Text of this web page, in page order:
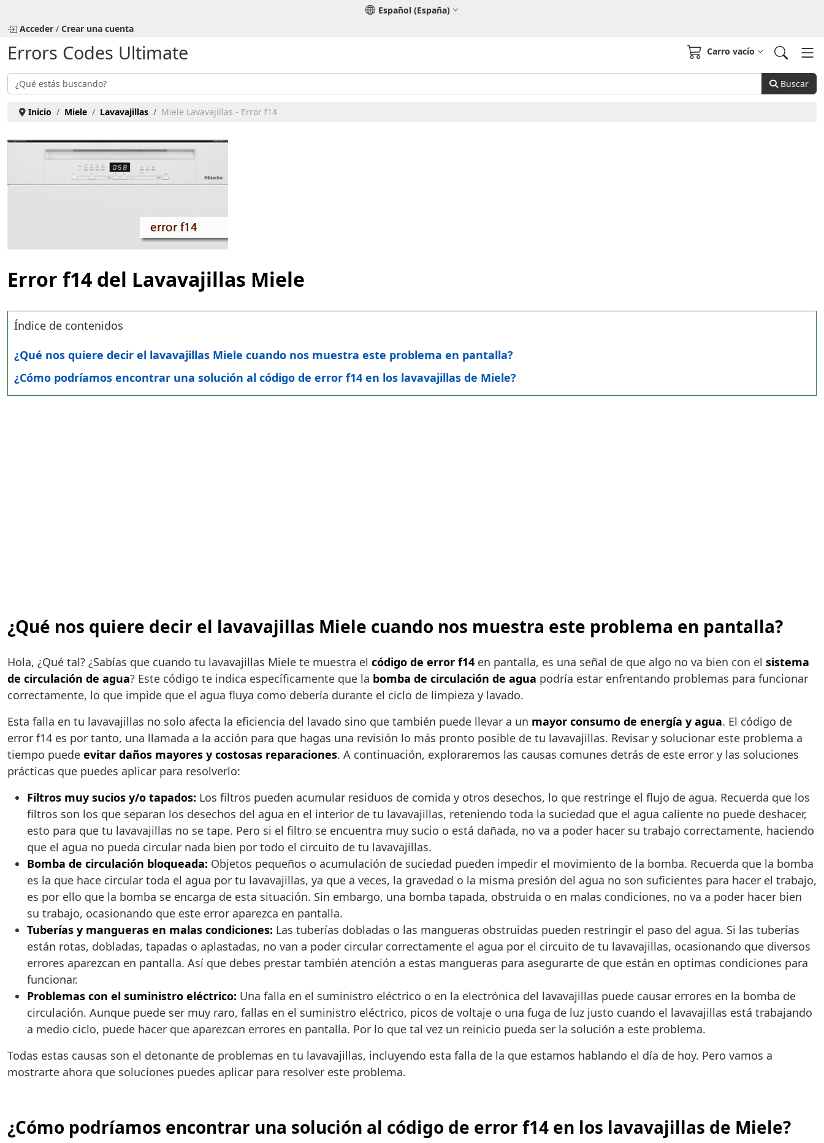
Español (España)
Acceder / Crear una cuenta
Errors Codes Ultimate
Buscar Buscar
Carro vacío
Inicio Miele Lavavajillas Miele Lavavajillas - Error f14
Error f14 del Lavavajillas Miele
Índice de contenidos
¿Qué nos quiere decir el lavavajillas Miele cuando nos muestra este problema en pantalla?
¿Cómo podríamos encontrar una solución al código de error f14 en los lavavajillas de Miele?
¿Qué nos quiere decir el lavavajillas Miele cuando nos muestra este problema en pantalla?
Hola, ¿Qué tal? ¿Sabías que cuando tu lavavajillas Miele te muestra el código de error f14 en pantalla, es una señal de que algo no va bien con el sistema
de circulación de agua? Este código te indica específicamente que la bomba de circulación de agua podría estar enfrentando problemas para funcionar
correctamente, lo que impide que el agua fluya como debería durante el ciclo de limpieza y lavado.
Esta falla en tu lavavajillas no solo afecta la eficiencia del lavado sino que también puede llevar a un mayor consumo de energía y agua. El código de
error f14 es por tanto, una llamada a la acción para que hagas una revisión lo más pronto posible de tu lavavajillas. Revisar y solucionar este problema a
tiempo puede evitar daños mayores y costosas reparaciones. A continuación, exploraremos las causas comunes detrás de este error y las soluciones
prácticas que puedes aplicar para resolverlo:
Filtros muy sucios y/o tapados: Los filtros pueden acumular residuos de comida y otros desechos, lo que restringe el flujo de agua. Recuerda que los
filtros son los que separan los desechos del agua en el interior de tu lavavajillas, reteniendo toda la suciedad que el agua caliente no puede deshacer,
esto para que tu lavavajillas no se tape. Pero si el filtro se encuentra muy sucio o está dañada, no va a poder hacer su trabajo correctamente, haciendo
que el agua no pueda circular nada bien por todo el circuito de tu lavavajillas.
Bomba de circulación bloqueada: Objetos pequeños o acumulación de suciedad pueden impedir el movimiento de la bomba. Recuerda que la bomba
es la que hace circular toda el agua por tu lavavajillas, ya que a veces, la gravedad o la misma presión del agua no son suficientes para hacer el trabajo,
es por ello que la bomba se encarga de esta situación. Sin embargo, una bomba tapada, obstruida o en malas condiciones, no va a poder hacer bien
su trabajo, ocasionando que este error aparezca en pantalla.
Tuberías y mangueras en malas condiciones: Las tuberías dobladas o las mangueras obstruidas pueden restringir el paso del agua. Si las tuberías
están rotas, dobladas, tapadas o aplastadas, no van a poder circular correctamente el agua por el circuito de tu lavavajillas, ocasionando que diversos
errores aparezcan en pantalla. Así que debes prestar también atención a estas mangueras para asegurarte de que están en optimas condiciones para
funcionar.
Problemas con el suministro eléctrico: Una falla en el suministro eléctrico o en la electrónica del lavavajillas puede causar errores en la bomba de
circulación. Aunque puede ser muy raro, fallas en el suministro eléctrico, picos de voltaje o una fuga de luz justo cuando el lavavajillas está trabajando
a medio ciclo, puede hacer que aparezcan errores en pantalla. Por lo que tal vez un reinicio pueda ser la solución a este problema.
Todas estas causas son el detonante de problemas en tu lavavajillas, incluyendo esta falla de la que estamos hablando el día de hoy. Pero vamos a
mostrarte ahora que soluciones puedes aplicar para resolver este problema.
¿Cómo podríamos encontrar una solución al código de error f14 en los lavavajillas de Miele?